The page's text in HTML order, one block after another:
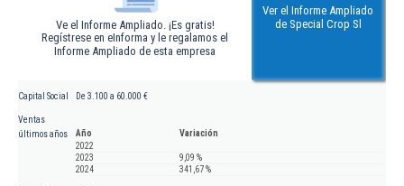
Ve el Informe Ampliado. ¡Es gratis!
Regístrese en eInforma y le regalamos el
Informe Ampliado de esta empresa
Ver el Informe Ampliado
de Special Crop Sl
Capital Social De 3.100 a 60.000 €
Ventas
últimos años
Año
Variación
2022
2023
9,09 %
2024
341,67 %